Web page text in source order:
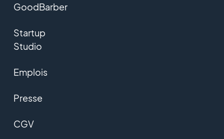
GoodBarber
Startup
Studio
Emplois
Presse
CGV